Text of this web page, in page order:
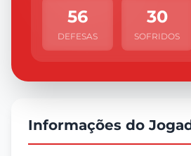
56
DEFESAS
30
SOFRIDOS
Informações do